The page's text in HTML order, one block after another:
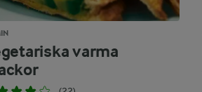
varma